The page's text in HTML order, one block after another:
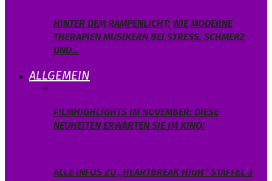
HINTER DEM RAMPENLICHT: WIE MODERNE
THERAPIEN MUSIKERN BEI STRESS, SCHMERZ
UND…
ALLGEMEIN
FILMHIGHLIGHTS IM NOVEMBER: DIESE
NEUHEITEN ERWARTEN SIE IM KINO!
ALLE INFOS ZU „HEARTBREAK HIGH“ STAFFEL 3